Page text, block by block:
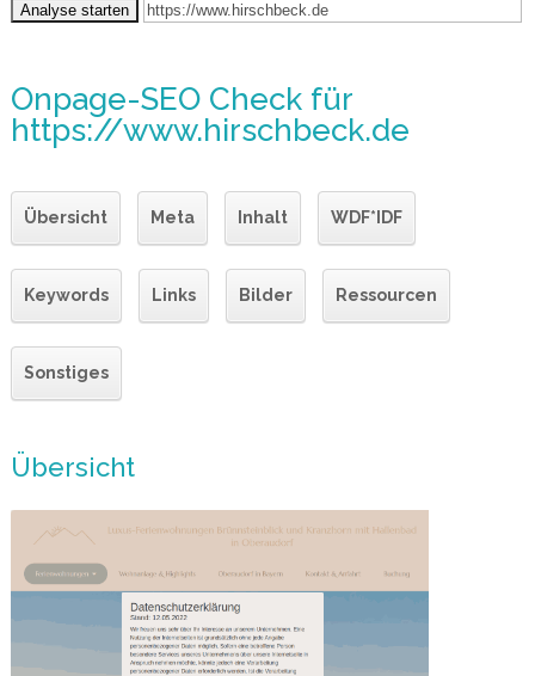
Onpage-SEO Checkfür
https://www.hirschbeck.de
Übersicht Meta Inhalt WDF*IDF
Keywords Links Bilder Ressourcen
Sonstiges
Übersicht